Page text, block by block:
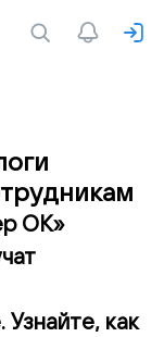
ОК»
Узнайте, как